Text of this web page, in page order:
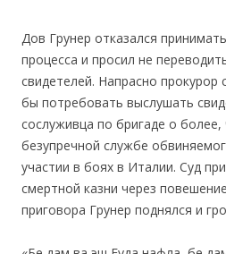
Дов Грунер отказался
процесса и просил не
свидетелей. Напрасно прокурор
бы потребовать выслушать
сослуживца по бригаде о
безупречной службе
участии в боях в Италии. Суд
смертной казни через
приговора Грунер поднялся и